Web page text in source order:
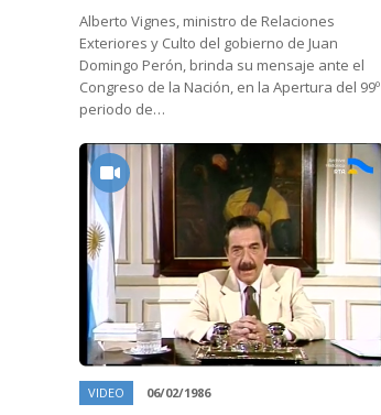
Alberto Vignes, ministro de Relaciones
Exteriores y Culto del gobierno de Juan
Domingo Perón, brinda su mensaje ante el
Congreso de la Nación, en la Apertura del 99º
periodo de…
VIDEO 06/02/1986